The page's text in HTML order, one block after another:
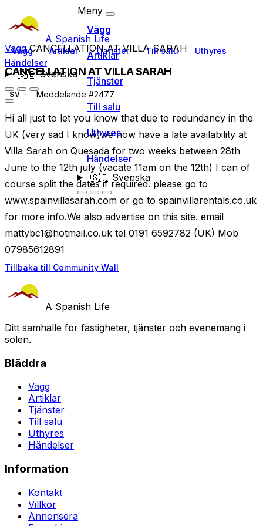
A Spanish Life
Vägg Artiklar Tjänster Till salu
Uthyres
Händelser
🇸🇪Svenska
Meny
Vägg
Artiklar
Tjänster
Till salu
Uthyres
Händelser
🇸🇪Svenska
VäggCANCELLATION AT VILLA SARAH
CANCELLATION AT VILLA SARAH
SV Meddelande #2477
Hi all just to let you know that due to redundancy in the
UK (very sad I know)we now have a late availability at
Villa Sarah on Quesada for two weeks between 28th
June to the 12th july (vacate 11am on the 12th) I can of
course split the dates if required. please go to
www.spainvillasarah.com or go to spainvillarentals.co.uk
for more info.We also advertise on this site. email
mattybc1@hotmail.co.uk tel 0191 6592782 (UK) Mob
07985612891
Tillbaka till Community Wall
A Spanish Life
Ditt samhälle för fastigheter, tjänster och evenemang i
solen.
Bläddra
Vägg
Artiklar
Tjänster
Till salu
Uthyres
Händelser
Information
Kontakt
Villkor
Annonsera